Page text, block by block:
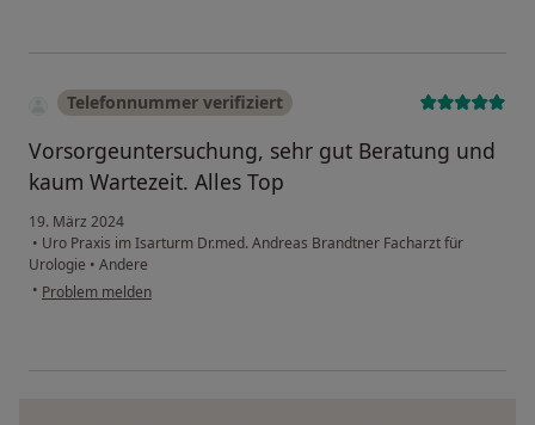
Telefonnummer verifiziert
Vorsorgeuntersuchung, sehr gut Beratung und
kaum Wartezeit. Alles Top
19. März 2024
• Uro Praxis im Isarturm Dr.med. Andreas Brandtner Facharzt für
Urologie • Andere
• Problem melden